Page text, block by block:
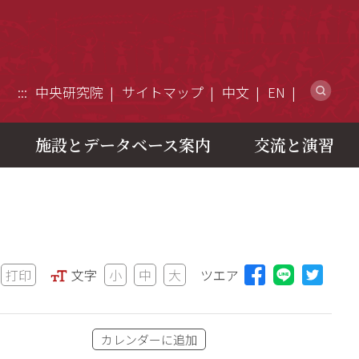
::: 中央研究院 サイトマップ 中文 EN
施設とデータベース案内 交流と演習
打印 文字 小 中 大 ツエア Lineに投
カレンダーに追加